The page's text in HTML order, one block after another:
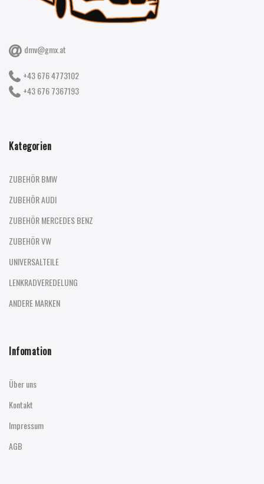
dmv@gmx.at
+43 676 4773102
+43 676 7367193
Kategorien
ZUBEHÖR BMW
ZUBEHÖR AUDI
ZUBEHÖR MERCEDES BENZ
ZUBEHÖR VW
UNIVERSALTEILE
LENKRADVEREDELUNG
ANDERE MARKEN
Infomation
Über uns
Kontakt
Impressum
AGB